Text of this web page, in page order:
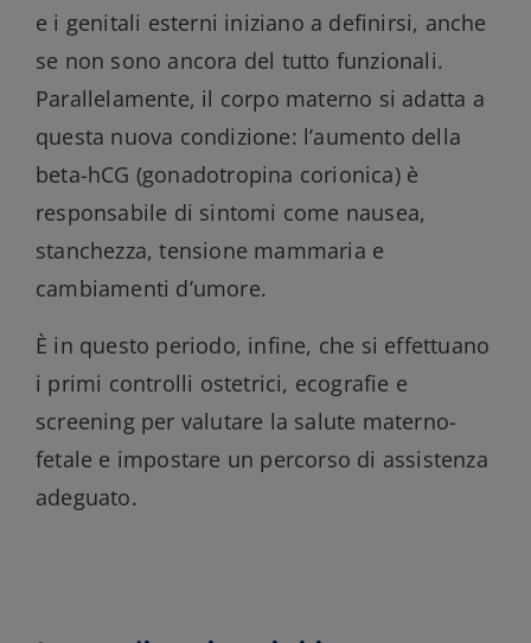
e i genitali esterni iniziano a definirsi, anche
se non sono ancora del tutto funzionali.
Parallelamente, il corpo materno si adatta a
questa nuova condizione: l’aumento della
beta-hCG (gonadotropina corionica) è
responsabile di sintomi come nausea,
stanchezza, tensione mammaria e
cambiamenti d’umore.
È in questo periodo, infine, che si effettuano
i primi controlli ostetrici, ecografie e
screening per valutare la salute materno-
fetale e impostare un percorso di assistenza
adeguato.